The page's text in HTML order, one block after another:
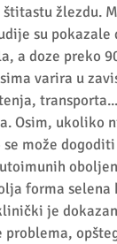
žlezdu.
su
a doze preko
varira u
Osim,
može
forma selena
je
problema,